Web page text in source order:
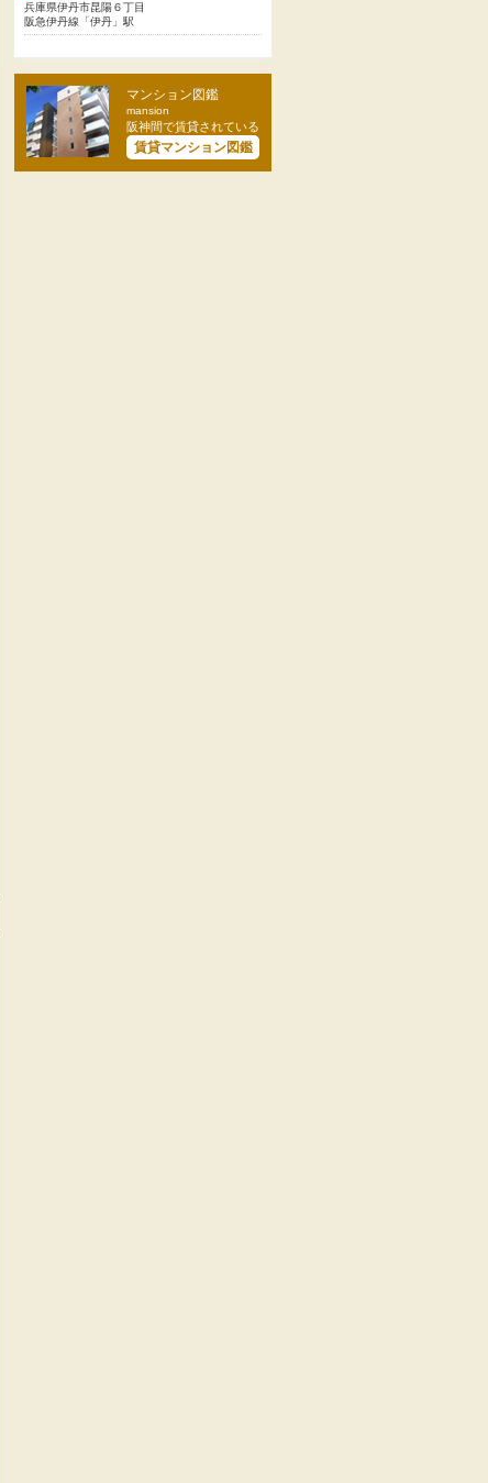
兵庫県伊丹市昆陽６丁目
阪急伊丹線「伊丹」駅
マンション図鑑
mansion
阪神間で賃貸されている
賃貸マンション図鑑